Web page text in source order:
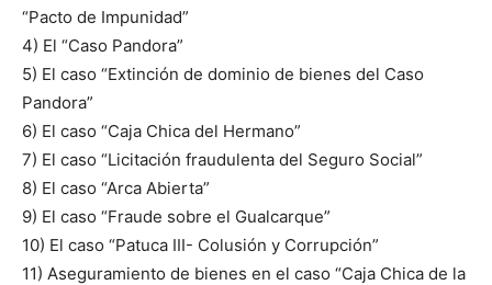
“Pacto de Impunidad”
4) El “Caso Pandora”
5) El caso “Extinción de dominio de bienes del Caso
Pandora”
6) El caso “Caja Chica del Hermano”
7) El caso “Licitación fraudulenta del Seguro Social”
8) El caso “Arca Abierta”
9) El caso “Fraude sobre el Gualcarque”
10) El caso “Patuca III- Colusión y Corrupción”
11) Aseguramiento de bienes en el caso “Caja Chica de la